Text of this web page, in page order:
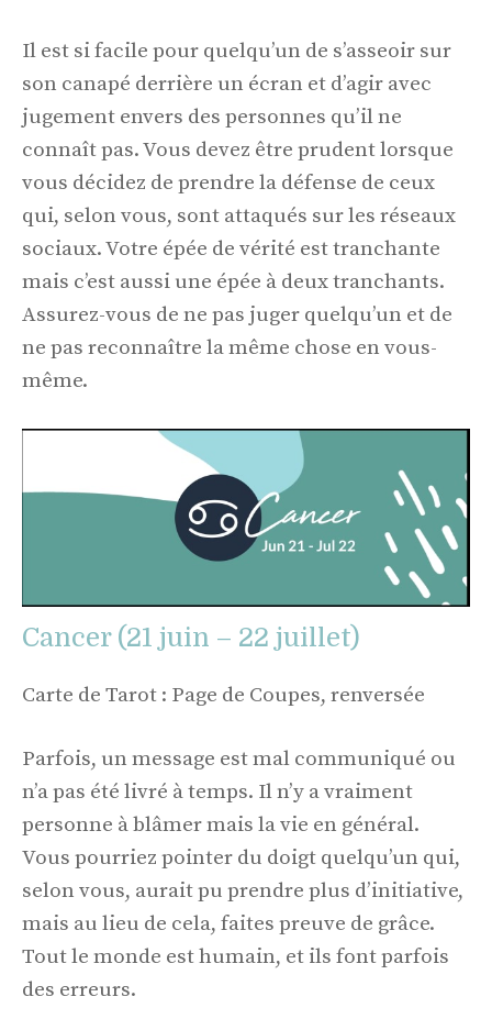
Il est si facile pour quelqu’un de s’asseoir sur
son canapé derrière un écran et d’agir avec
jugement envers des personnes qu’il ne
connaît pas. Vous devez être prudent lorsque
vous décidez de prendre la défense de ceux
qui, selon vous, sont attaqués sur les réseaux
sociaux. Votre épée de vérité est tranchante
mais c’est aussi une épée à deux tranchants.
Assurez-vous de ne pas juger quelqu’un et de
ne pas reconnaître la même chose en vous-
même.
Cancer (21 juin – 22 juillet)
Carte de Tarot : Page de Coupes, renversée
Parfois, un message est mal communiqué ou
n’a pas été livré à temps. Il n’y a vraiment
personne à blâmer mais la vie en général.
Vous pourriez pointer du doigt quelqu’un qui,
selon vous, aurait pu prendre plus d’initiative,
mais au lieu de cela, faites preuve de grâce.
Tout le monde est humain, et ils font parfois
des erreurs.